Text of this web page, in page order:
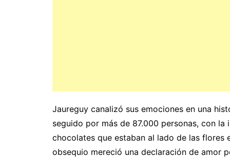
Jaureguy canalizó sus emociones en una
seguido por más de 87.000 personas, con
chocolates que estaban al lado de las flores
obsequio mereció una declaración de amor